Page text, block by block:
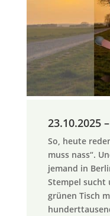
23.10.2025
So, heute
muss nass“.
jemand in
Stempel sucht
grünen Tisch